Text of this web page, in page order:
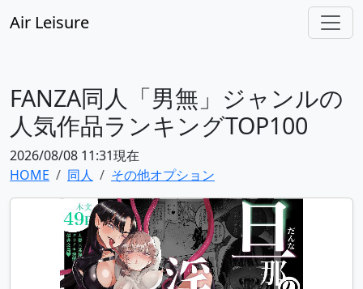
Air Leisure
FANZA同人「男無」ジャンルの
人気作品ランキングTOP100
2026/08/08 11:31現在
HOME
同人 その他オプション